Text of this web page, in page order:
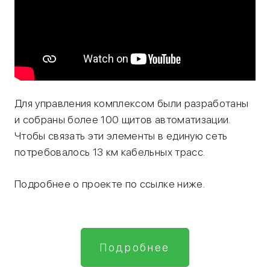
Для управления комплексом были разработаны
и собраны более 100 щитов автоматизации.
Чтобы связать эти элементы в единую сеть
потребовалось 13 км кабельных трасс.
Подробнее о проекте по ссылке ниже.
Подробнее